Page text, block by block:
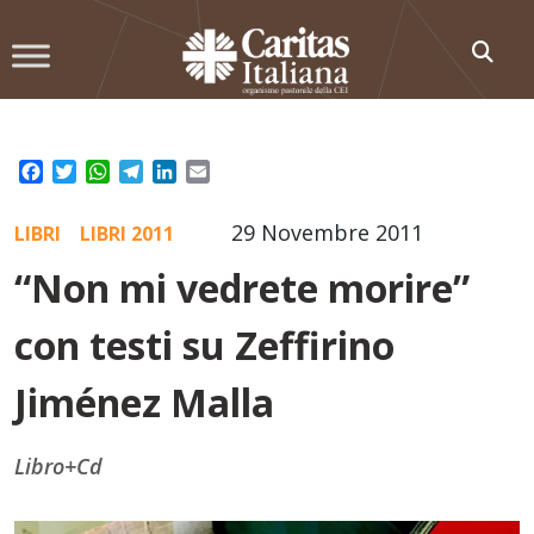
to
Facebook
TwitterWhatsApp
TelegramLinkedIn
29 Novembre 2011
LIBRI LIBRI 2011
“Non mi vedrete morire”
con testi su Zeffirino
Jiménez Malla
Libro+Cd